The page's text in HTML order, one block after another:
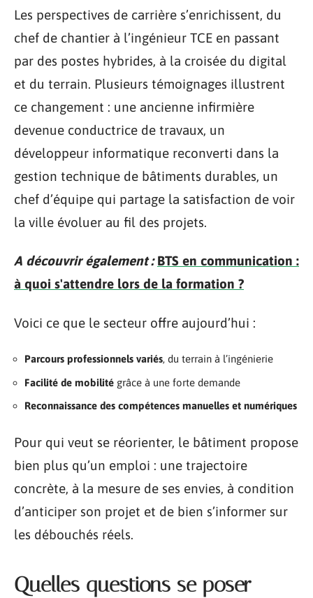
Les perspectives de carrière s’enrichissent, du
chef de chantier à l’ingénieur TCE en passant
par des postes hybrides, à la croisée du digital
et du terrain. Plusieurs témoignages illustrent
ce changement : une ancienne infirmière
devenue conductrice de travaux, un
développeur informatique reconverti dans la
gestion technique de bâtiments durables, un
chef d’équipe qui partage la satisfaction de voir
la ville évoluer au fil des projets.
A découvrir également : BTS en communication :
à quoi s'attendre lors de la formation ?
Voici ce que le secteur offre aujourd’hui :
Parcours professionnels variés, du terrain à l’ingénierie
Facilité de mobilité grâce à une forte demande
Reconnaissance des compétences manuelles et numériques
Pour qui veut se réorienter, le bâtiment propose
bien plus qu’un emploi : une trajectoire
concrète, à la mesure de ses envies, à condition
d’anticiper son projet et de bien s’informer sur
les débouchés réels.
Quelles questions se poser